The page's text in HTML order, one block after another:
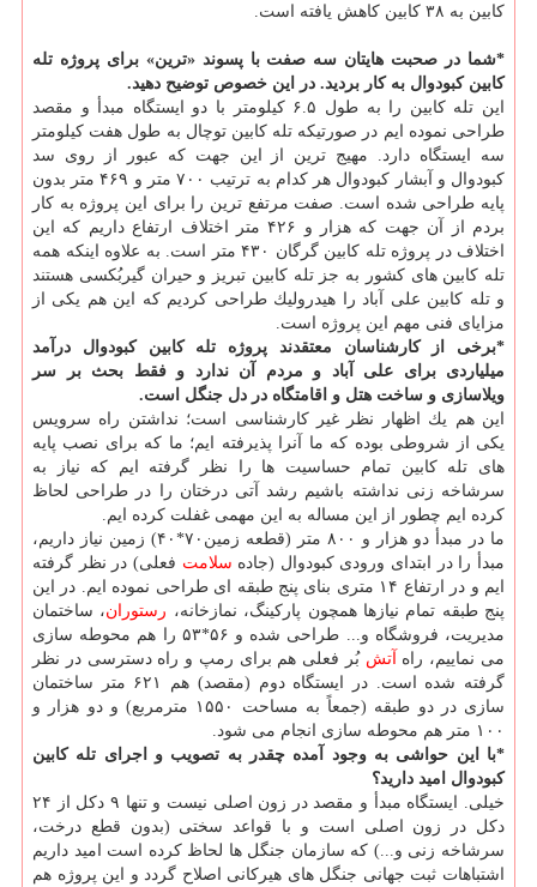
كابین به ۳۸ كابین كاهش یافته است.
*شما در صحبت هایتان سه صفت با پسوند «ترین» برای پروژه تله
كابین كبودوال به كار بردید. در این خصوص توضیح دهید.
این تله كابین را به طول ۶.۵ كیلومتر با دو ایستگاه مبدأ و مقصد
طراحی نموده ایم در صورتیكه تله كابین توچال به طول هفت كیلومتر
سه ایستگاه دارد. مهیج ترین از این جهت كه عبور از روی سد
كبودوال و آبشار كبودوال هر كدام به ترتیب ۷۰۰ متر و ۴۶۹ متر بدون
پایه طراحی شده است. صفت مرتفع ترین را برای این پروژه به كار
بردم از آن جهت كه هزار و ۴۲۶ متر اختلاف ارتفاع داریم كه این
اختلاف در پروژه تله كابین گرگان ۴۳۰ متر است. به علاوه اینكه همه
تله كابین های كشور به جز تله كابین تبریز و حیران گیربُكسی هستند
و تله كابین علی آباد را هیدرولیك طراحی كردیم كه این هم یكی از
مزایای فنی مهم این پروژه است.
*برخی از كارشناسان معتقدند پروژه تله كابین كبودوال درآمد
میلیاردی برای علی آباد و مردم آن ندارد و فقط بحث بر سر
ویلاسازی و ساخت هتل و اقامتگاه در دل جنگل است.
این هم یك اظهار نظر غیر كارشناسی است؛ نداشتن راه سرویس
یكی از شروطی بوده كه ما آنرا پذیرفته ایم؛ ما كه برای نصب پایه
های تله كابین تمام حساسیت ها را نظر گرفته ایم كه نیاز به
سرشاخه زنی نداشته باشیم رشد آتی درختان را در طراحی لحاظ
كرده ایم چطور از این مساله به این مهمی غفلت كرده ایم.
ما در مبدأ دو هزار و ۸۰۰ متر (قطعه زمین۷۰*۴۰) زمین نیاز داریم،
مبدأ را در ابتدای ورودی كبودوال (جاده سلامت فعلی) در نظر گرفته
ایم و در ارتفاع ۱۴ متری بنای پنج طبقه ای طراحی نموده ایم. در این
پنج طبقه تمام نیازها همچون پاركینگ، نمازخانه، رستوران، ساختمان
مدیریت، فروشگاه و... طراحی شده و ۵۶*۵۳ را هم محوطه سازی
می نماییم، راه آتش بُر فعلی هم برای رمپ و راه دسترسی در نظر
گرفته شده است. در ایستگاه دوم (مقصد) هم ۶۲۱ متر ساختمان
سازی در دو طبقه (جمعاً به مساحت ۱۵۵۰ مترمربع) و دو هزار و
۱۰۰ متر هم محوطه سازی انجام می شود.
*با این حواشی به وجود آمده چقدر به تصویب و اجرای تله كابین
كبودوال امید دارید؟
خیلی. ایستگاه مبدأ و مقصد در زون اصلی نیست و تنها ۹ دكل از ۲۴
دكل در زون اصلی است و با قواعد سختی (بدون قطع درخت،
سرشاخه زنی و...) كه سازمان جنگل ها لحاظ كرده است امید داریم
اشتباهات ثبت جهانی جنگل های هیركانی اصلاح گردد و این پروژه هم